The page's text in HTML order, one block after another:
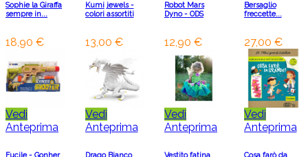
Sophie la Giraffa
sempre in...
18,90 €
Vedi
Anteprima
Fucile - Gonher
Kumi jewels -
colori assortiti
13,00 €
Vedi
Anteprima
Drago Bianco
Robot Mars
Dyno - ODS
12,90 €
Vedi
Anteprima
Vestito fatina
Bersaglio
freccette...
27,00 €
Vedi
Anteprima
Cosa farò da